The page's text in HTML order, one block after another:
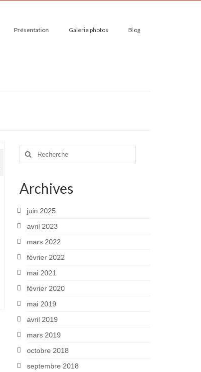
Présentation Galerie photos Blog
Rechercher
Archives
juin 2025
avril 2023
mars 2022
février 2022
mai 2021
février 2020
mai 2019
avril 2019
mars 2019
octobre 2018
septembre 2018